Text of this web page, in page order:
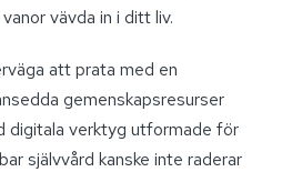
vävda in i ditt liv.
att prata med en
gemenskapsresurser
digitala verktyg utformade för
självvård kanske inte raderar